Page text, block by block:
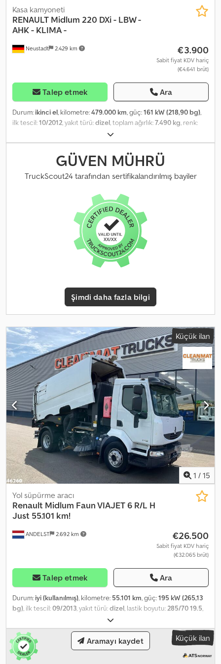
Neustadt 2.429 km
Kasa kamyoneti
RENAULT Midlum 220 DXi - LBW -
AHK - KLIMA -
€3.900
Sabit fiyat KDV hariç
(€4.641 brüt)
Talep etmek Ara
Durum: ikinci el, kilometre:479.000 km, güç:161 kW (218,90 bg),
ilk tescil:10/2012, yakıt türü:dizel, toplam ağırlık:7.490 kg, renk:
, emisyon sınıfı:
toplam uzunluk:7.950 mm, toplam genişlik:2.550 mm, toplam
3.450 mm, Üretim yılı:2012 , Donanım:ABS, hidrolik arka
platform, is filtrasyon filtresi, klima, * Çeki demiri * Anti-blokaj
sistemi (ABS) * Isıtmalı dış dikiz aynaları * Elektrikli ayarlanabilir dış
alanında ahşap zemin * Klima * Hidrolik yükleme rampası * Havalı
süspansiyon * Motor freni * Şehiriçi sürücü kabini Dcsdpfxjzng
Dio Aniok * Polen filtresi * Radyo / CD * Hidrolik direksiyon * Hız
sabitleyici / hız kontrol sistemi * Ayarlanabilir direksiyon *
İmmobilizer * Yeni bir TÜV muayenesi istenirse, size memnuniyetle
bir teklif sunarız. Teklifimiz genel olarak YENİ TÜV muayenesi
OLMADAN sunulmaktadır. * Ticari olarak daha önce kullanılmış
ticari araçların öncelikli olarak ticarete ve ihracata satıldığını
sahipleri, tarım, dernekler veya diğer ticari faaliyetler). * Hata ve
ara satış hakkı saklıdır.
GÜVEN MÜHRÜ
TruckScout24 tarafından sertifikalandırılmış bayiler
Şimdi daha fazla bilgi
Küçük ilan
1 / 15
ANDELST 2.692 km
Yol süpürme aracı
Renault Midlum Faun VIAJET 6 R/L H
Just 55.101 km!
€26.500
Sabit fiyat KDV hariç
(€32.065 brüt)
Talep etmek Ara
Durum: iyi (kullanılmış), kilometre: 55.101 km, güç:195 kW (265,13
bg) , ilk tescil:09/2013 , yakıt türü:dizel , lastik boyutu: 285/70 19.5
, dingil mesafesi:
şoför kabini:gündüz kabini, vites türü:mekanik, emisyon sınıfı:
Euro 5, süspansiyon: çelik , koltuk sayısı:2, toplam uzunluk:6.500
mm, toplam genişlik:2.500 mm, toplam yükseklik:
verilen dingil yükü (dingil 1):
, izin verilen dingil yükü (dingil
Küçük ilan
Aramayı kaydet